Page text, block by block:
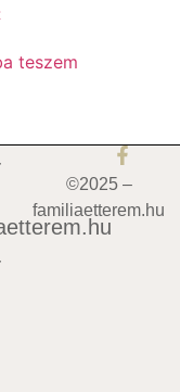
teszem
©2025 –
familiaetterem.hu